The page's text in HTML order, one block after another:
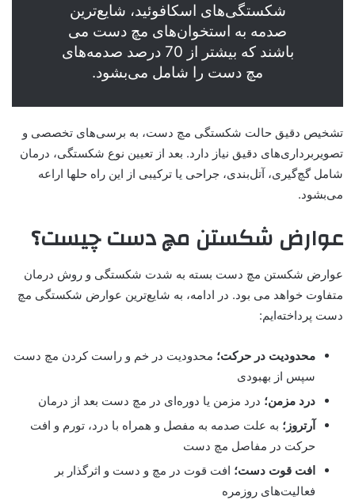
شکستگی‌های اسکافوئید، شایع‌ترین
صدمه به استخوان‌های مچ دست می
باشند که بیشتر از 70 درصد صدمه‌های
مچ دست را شامل می‌بشود.
تشخیص دقیق حالت شکستگی مچ دست، به برسی‌های تخصصی و
تصویربرداری‌های دقیق نیاز دارد. بعد از تعیین نوع شکستگی، درمان
شامل گچ‌گیری، آتل‌بندی، جراحی یا ترکیبی از این راه حلها اراعه
می‌بشود.
عوارض شکستن مچ دست چیست؟
عوارض شکستن مچ دست بسته به شدت شکستگی و روش درمان
متفاوت خواهد می بود. در ادامه، به شایع‌ترین عوارض شکستگی مچ
دست پرداخته‌ایم:
محدودیت در حرکت؛ محدودیت در خم و راست کردن مچ دست
سپس از بهبودی
درد مزمن؛ درد مزمن یا دوره‌ای در مچ دست بعد از درمان
آرتروز؛ به علت صدمه به مفصل و همراه با درد، تورم و افت
حرکت در مفاصل مچ دست
افت قوت دست؛ افت قوت در مچ و دست و اثرگذار بر
فعالیت‌های روزمره